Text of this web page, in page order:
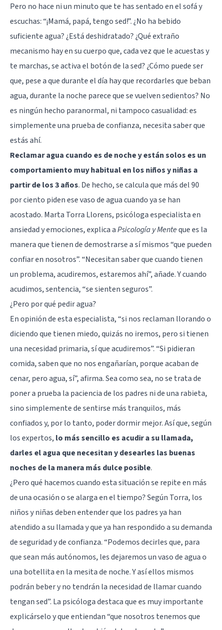
Pero no hace ni un minuto que te has sentado en el sofá y
escuchas: “¡Mamá, papá, tengo sed!”. ¿No ha bebido
suficiente agua? ¿Está deshidratado? ¿Qué extraño
mecanismo hay en su cuerpo que, cada vez que le acuestas y
te marchas, se activa el botón de la sed? ¿Cómo puede ser
que, pese a que durante el día hay que recordarles que beban
agua, durante la noche parece que se vuelven sedientos? No
es ningún hecho paranormal, ni tampoco casualidad: es
simplemente una prueba de confianza, necesita saber que
estás ahí.
Reclamar agua cuando es de noche y están solos es un
comportamiento muy habitual en los niños y niñas a
partir de los 3 años. De hecho, se calcula que más del 90
por ciento piden ese vaso de agua cuando ya se han
acostado. Marta Torra Llorens, psicóloga especialista en
ansiedad y emociones, explica aPsicología y Menteque es la
manera que tienen de demostrarse a sí mismos “que pueden
confiar en nosotros”. “Necesitan saber que cuando tienen
un problema, acudiremos, estaremos ahí”, añade. Y cuando
acudimos, sentencia, “se sienten seguros”.
¿Pero por qué pedir agua?
En opinión de esta especialista, “si nos reclaman llorando o
diciendo que tienen miedo, quizás no iremos, pero si tienen
una necesidad primaria, sí que acudiremos”. “Si pidieran
comida, saben que no nos engañarían, porque acaban de
cenar, pero agua, sí”, afirma. Sea como sea, no se trata de
poner a prueba la paciencia de los padres ni de una rabieta,
sino simplemente de sentirse más tranquilos, más
confiados y, por lo tanto, poder dormir mejor. Así que, según
los expertos, lo más sencillo es acudir a su llamada,
darles el agua que necesitan y desearles las buenas
noches de la manera más dulce posible.
¿Pero qué hacemos cuando esta situación se repite en más
de una ocasión o se alarga en el tiempo? Según Torra, los
niños y niñas deben entender que los padres ya han
atendido a su llamada y que ya han respondido a su demanda
de seguridad y de confianza. “Podemos decirles que, para
que sean más autónomos, les dejaremos un vaso de agua o
una botellita en la mesita de noche. Y así ellos mismos
podrán beber y no tendrán la necesidad de llamar cuando
tengan sed”. La psicóloga destaca que es muy importante
explicárselo y que entiendan “que nosotros tenemos que